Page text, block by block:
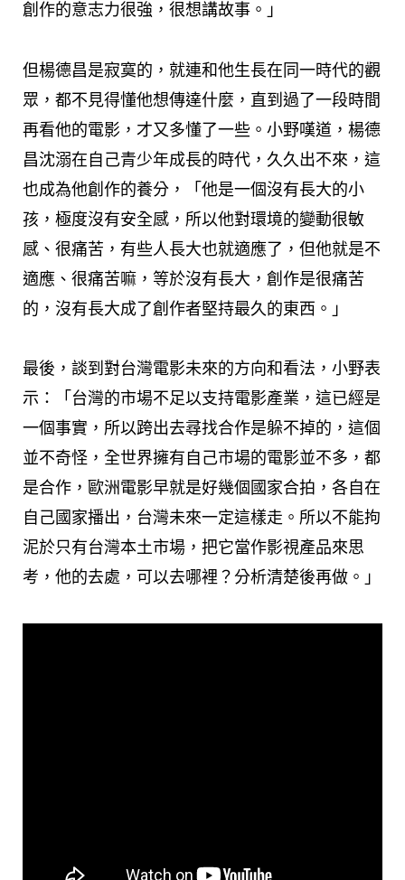
創作的意志力很強，很想講故事。」
但楊德昌是寂寞的，就連和他生長在同一時代的觀
眾，都不見得懂他想傳達什麼，直到過了一段時間
再看他的電影，才又多懂了一些。小野嘆道，楊德
昌沈溺在自己青少年成長的時代，久久出不來，這
也成為他創作的養分，「他是一個沒有長大的小
孩，極度沒有安全感，所以他對環境的變動很敏
感、很痛苦，有些人長大也就適應了，但他就是不
適應、很痛苦嘛，等於沒有長大，創作是很痛苦
的，沒有長大成了創作者堅持最久的東西。」
最後，談到對台灣電影未來的方向和看法，小野表
示：「台灣的市場不足以支持電影產業，這已經是
一個事實，所以跨出去尋找合作是躲不掉的，這個
並不奇怪，全世界擁有自己市場的電影並不多，都
是合作，歐洲電影早就是好幾個國家合拍，各自在
自己國家播出，台灣未來一定這樣走。所以不能拘
泥於只有台灣本土市場，把它當作影視產品來思
考，他的去處，可以去哪裡？分析清楚後再做。」